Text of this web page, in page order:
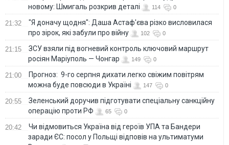
новому: Шмигаль розкрив деталі
114 0
21:32
"Я доначу щодня": Даша Астаф'єва різко висловилася
про зірок, які забули про війну
102 0
21:15
ЗСУ взяли під вогневий контроль ключовий маршрут
росіян Маріуполь — Чонгар
149 0
21:00
Прогноз: 9-го серпня дихати легко свіжим повітрям
можна буде повсюди в Україні
147 0
20:55
Зеленський доручив підготувати спеціальну санкційну
операцію проти РФ
65 0
20:42
Чи відмовиться Україна від героїв УПА та Бандери
заради ЄС: посол у Польщі відповів на ультиматуми